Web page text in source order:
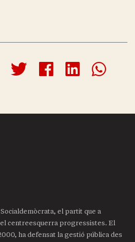
el partit que a
centreesquerra progressistes. El
ha defensat la gestió pública des